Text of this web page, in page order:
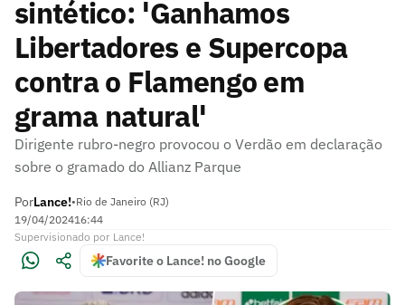
sintético: 'Ganhamos
Libertadores e Supercopa
contra o Flamengo em
grama natural'
Dirigente rubro-negro provocou o Verdão em declaração
sobre o gramado do Allianz Parque
PorLance!•Rio de Janeiro (RJ)
19/04/202416:44
Supervisionado por Lance!
Favorite o Lance! no Google